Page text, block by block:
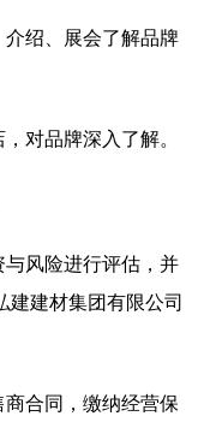
绍、展会了解品牌
对品牌深入了解。
风险进行评估，并
建建材集团有限公司
合同，缴纳经营保